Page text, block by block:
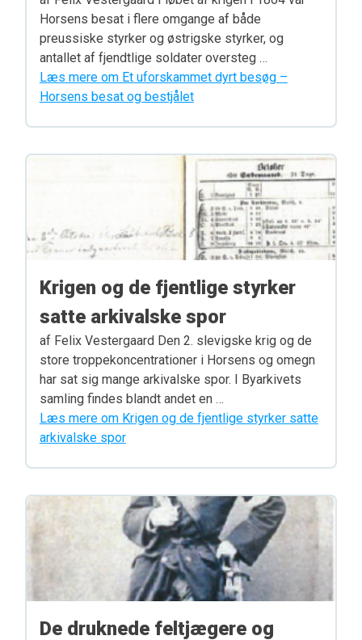
Horsens besat i flere omgange af både
preussiske styrker og østrigske styrker, og
antallet af fjendtlige soldater oversteg …
Læs mere om Et uforskammet dyrt besøg –
Horsens besat og bestjålet
Krigen og de fjentlige styrker
satte arkivalske spor
af Felix Vestergaard Den 2. slevigske krig og de
store troppekoncentrationer i Horsens og omegn
har sat sig mange arkivalske spor. I Byarkivets
samling findes blandt andet en …
Læs mere om Krigen og de fjentlige styrker satte
arkivalske spor
De druknede feltjægere og